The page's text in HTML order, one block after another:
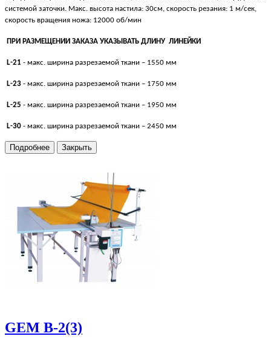
системой заточки. Макс. высота настила: 30см, скорость резания: 1 м/сек,
скорость вращения ножа: 12000 об/мин
ПРИ РАЗМЕЩЕНИИ ЗАКАЗА УКАЗЫВАТЬ ДЛИНУ ЛИНЕЙКИ
L-21 - макс. ширина разрезаемой ткани – 1550 мм
L-23 - макс. ширина разрезаемой ткани – 1750 мм
L-25 - макс. ширина разрезаемой ткани – 1950 мм
L-30 - макс. ширина разрезаемой ткани – 2450 мм
Подробнее Закрыть
GEM В-2(3)